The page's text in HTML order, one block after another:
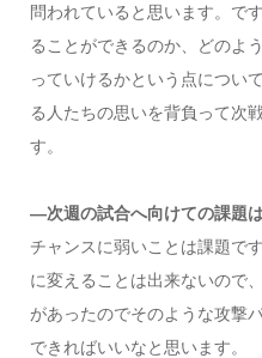
問われていると思います。で
ることができるのか、どのよ
っていけるかという点につい
る人たちの思いを背負って次
す。
―次週の試合へ向けての課題
チャンスに弱いことは課題で
に変えることは出来ないので
があったのでそのような攻撃
できればいいなと思います。